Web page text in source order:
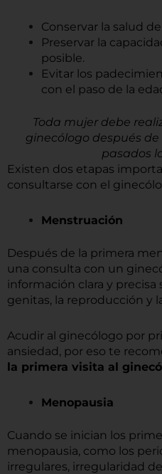
Conservar la salud
Preservar la
posible.
Evitar los
con el paso de la
Toda mujer debe
ginecólogo después
pasados
Existen dos etapas
consultarse con el
Menstruación
Después de la primera
una consulta con un
información clara y
genitas, la reproducción y
Acudir al ginecólogo por
ansiedad, por eso te
la primera visita al
Menopausia
Cuando se inician los
menopausia, como los
irregulares, irregularidad